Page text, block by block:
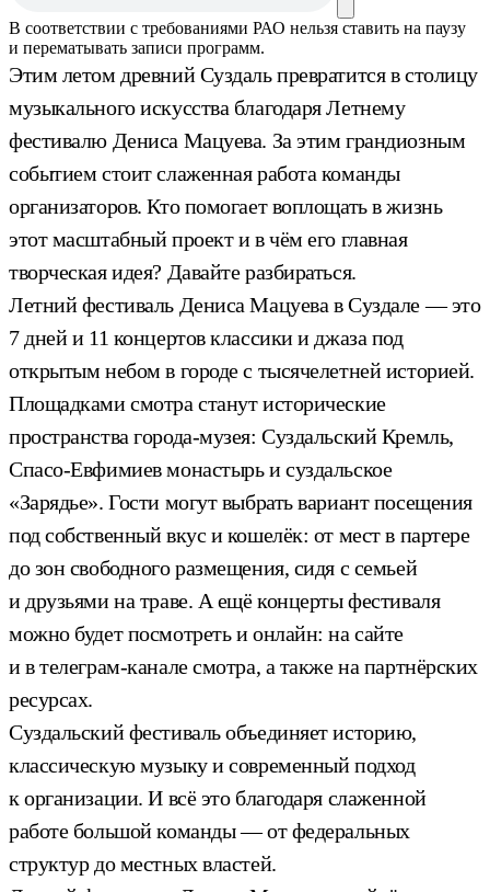
В соответствии с требованиями РАО нельзя ставить на паузу
и перематывать записи программ.
Этим летом древний Суздаль превратится в столицу
музыкального искусства благодаря Летнему
фестивалю Дениса Мацуева. За этим грандиозным
событием стоит слаженная работа команды
организаторов. Кто помогает воплощать в жизнь
этот масштабный проект и в чём его главная
творческая идея? Давайте разбираться.
Летний фестиваль Дениса Мацуева в Суздале — это
7 дней и 11 концертов классики и джаза под
открытым небом в городе с тысячелетней историей.
Площадками смотра станут исторические
пространства города-музея: Суздальский Кремль,
Спасо-Евфимиев монастырь и суздальское
«Зарядье». Гости могут выбрать вариант посещения
под собственный вкус и кошелёк: от мест в партере
до зон свободного размещения, сидя с семьей
и друзьями на траве. А ещё концерты фестиваля
можно будет посмотреть и онлайн: на сайте
и в телеграм-канале смотра, а также на партнёрских
ресурсах.
Суздальский фестиваль объединяет историю,
классическую музыку и современный подход
к организации. И всё это благодаря слаженной
работе большой команды — от федеральных
структур до местных властей.